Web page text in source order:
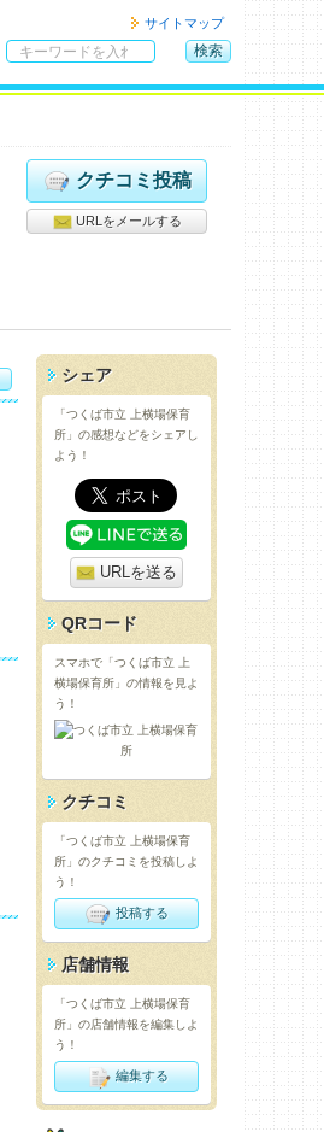
サイトマップ
検索
クチコミ投稿
URLをメールする
シェア
「つくば市立 上横場保育
所」の感想などをシェアし
よう！
URLを送る
QRコード
スマホで「つくば市立 上
横場保育所」の情報を見よ
う！
クチコミ
「つくば市立 上横場保育
所」のクチコミを投稿しよ
う！
投稿する
店舗情報
「つくば市立 上横場保育
所」の店舗情報を編集しよ
う！
編集する